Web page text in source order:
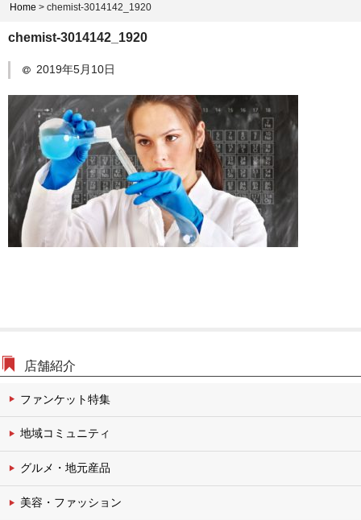
政治・経済チャンネル
医療関係チャンネル
教育・セミナーチャンネル
文化・伝統チャンネル
Home > chemist-3014142_1920
chemist-3014142_1920
2019年5月10日
店舗紹介
ファンケット特集
地域コミュニティ
グルメ・地元産品
美容・ファッション